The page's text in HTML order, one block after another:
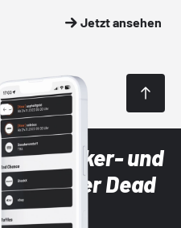
Jetzt ansehen
Sneaker- und
mit der Dead